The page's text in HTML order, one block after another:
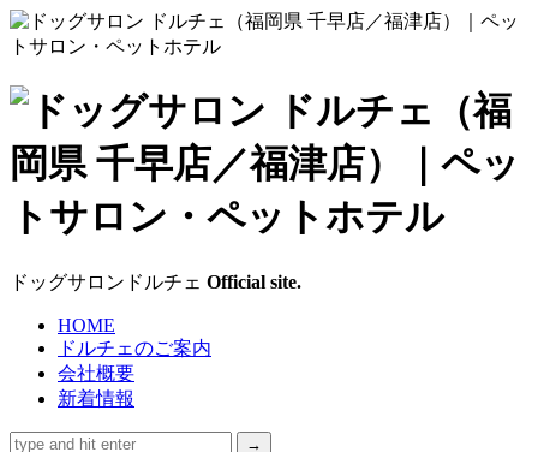
ド
ッ
グ
サ
ロ
ン
ド
ドッグサロンドルチェ Official site.
HOME
ドルチェのご案内
会社概要
新着情報